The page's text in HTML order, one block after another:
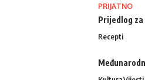
PRIJATNO
Prijedlog
Recepti